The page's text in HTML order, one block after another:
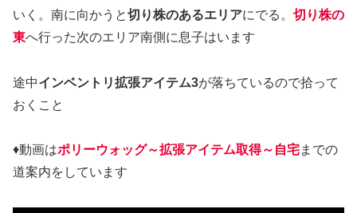
いく。南に向かうと切り株のあるエリアにでる。 切り株の
東へ行った次のエリア南側に息子はいます
途中インベントリ拡張アイテム3が落ちているので拾って
おくこと
♦動画はポリーウォッグ～拡張アイテム取得～自宅までの
道案内をしています